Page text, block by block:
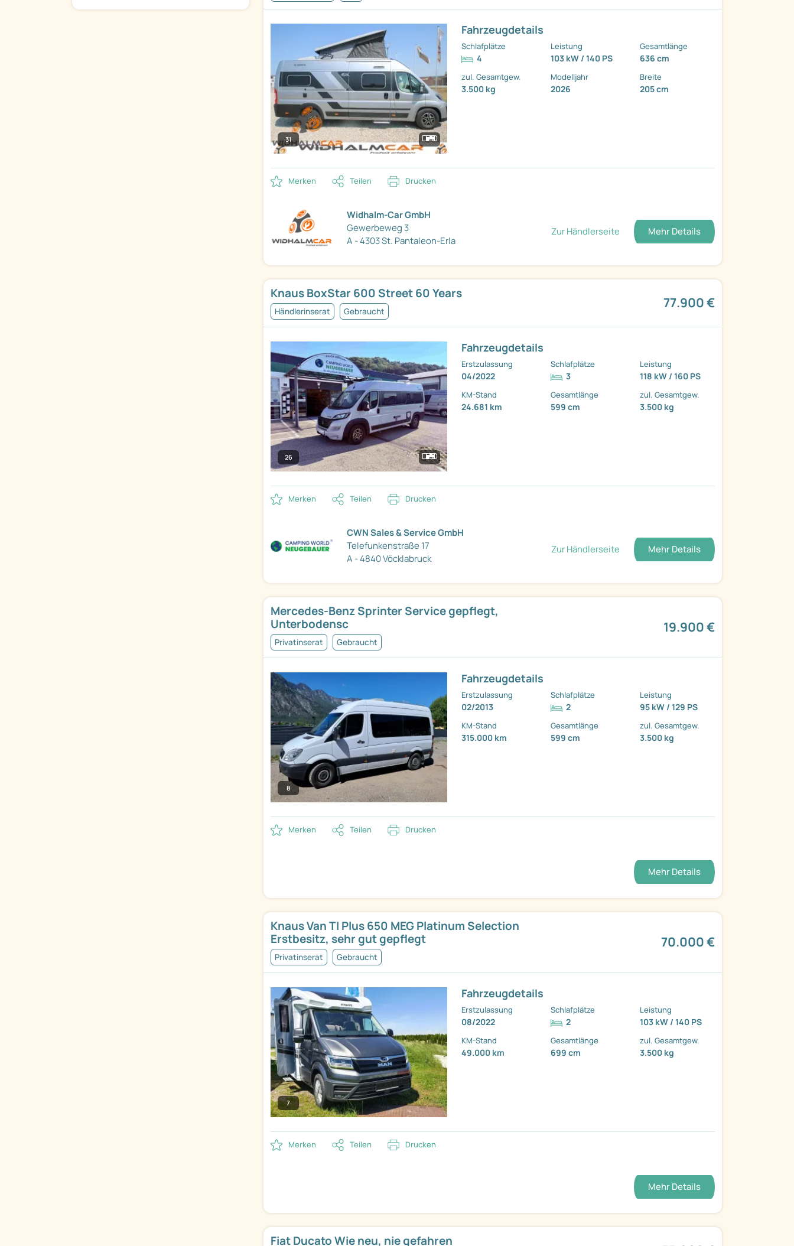
31
Fahrzeugdetails
Schlafplätze
4
Leistung
103 kW / 140 PS
Gesamtlänge
636 cm
zul. Gesamtgew.
3.500 kg
Modelljahr
2026
Breite
205 cm
Merken Teilen Drucken
Widhalm-Car GmbH
Gewerbeweg 3
A - 4303 St. Pantaleon-Erla
Zur Händlerseite Mehr Details
Knaus BoxStar 600 Street 60 Years
Händlerinserat Gebraucht
77.900 €
26
Fahrzeugdetails
Erstzulassung
04/2022
Schlafplätze
3
Leistung
118 kW / 160 PS
KM-Stand
24.681 km
Gesamtlänge
599 cm
zul. Gesamtgew.
3.500 kg
Merken Teilen Drucken
CWN Sales & Service GmbH
Telefunkenstraße 17
A - 4840 Vöcklabruck
Zur Händlerseite Mehr Details
Mercedes-Benz Sprinter Service gepflegt,
Unterbodensc
Privatinserat Gebraucht
19.900 €
8
Fahrzeugdetails
Erstzulassung
02/2013
Schlafplätze
2
Leistung
95 kW / 129 PS
KM-Stand
315.000 km
Gesamtlänge
599 cm
zul. Gesamtgew.
3.500 kg
Merken Teilen Drucken
Mehr Details
Knaus Van TI Plus 650 MEG Platinum Selection
Erstbesitz, sehr gut gepflegt
Privatinserat Gebraucht
70.000 €
7
Fahrzeugdetails
Erstzulassung
08/2022
Schlafplätze
2
Leistung
103 kW / 140 PS
KM-Stand
49.000 km
Gesamtlänge
699 cm
zul. Gesamtgew.
3.500 kg
Merken Teilen Drucken
Mehr Details
Fiat Ducato Wie neu, nie gefahren